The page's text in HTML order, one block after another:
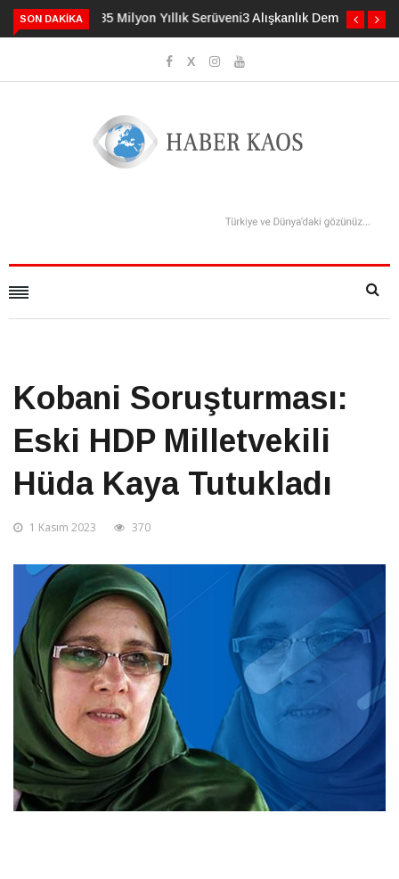
SON DAKIKA 3 Alışkanlık Demansı 13 Yıl Geciktirebilir
Kobani Soruşturması:
Eski HDP Milletvekili
Hüda Kaya Tutukladı
1 Kasım 2023 370